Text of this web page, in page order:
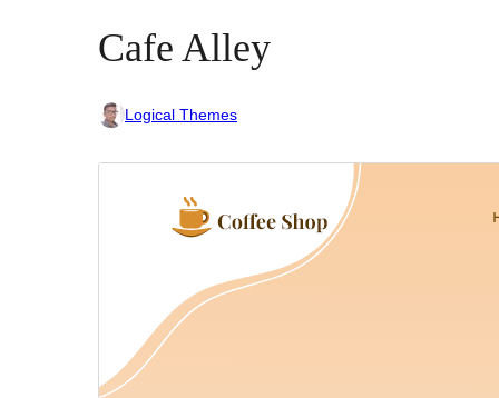
Cafe Alley
Logical Themes